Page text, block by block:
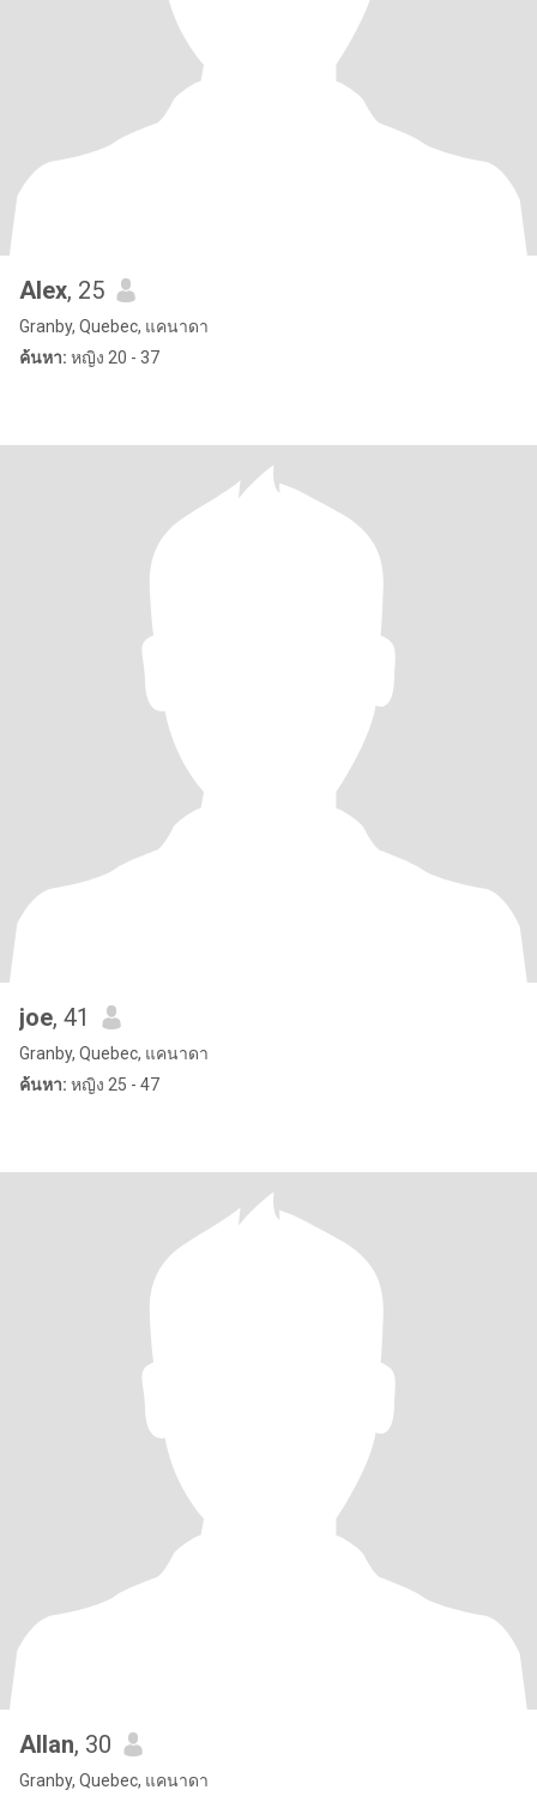
Alex, 25
Granby, Quebec, แคนาดา
ค้นหา: หญิง 20 - 37
joe, 41
Granby, Quebec, แคนาดา
ค้นหา: หญิง 25 - 47
Allan, 30
Granby, Quebec, แคนาดา